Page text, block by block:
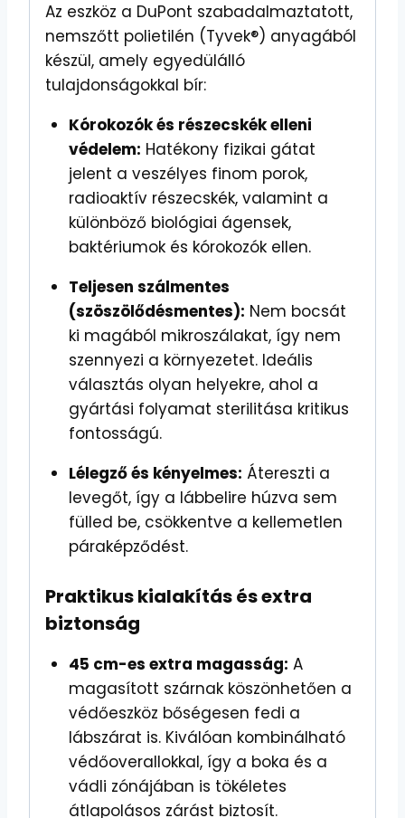
Az eszköz a DuPont szabadalmaztatott,
nemszőtt polietilén (Tyvek®) anyagából
készül, amely egyedülálló
tulajdonságokkal bír:
Kórokozók és részecskék elleni
védelem: Hatékony fizikai gátat
jelent a veszélyes finom porok,
radioaktív részecskék, valamint a
különböző biológiai ágensek,
baktériumok és kórokozók ellen.
Teljesen szálmentes
(szöszölődésmentes): Nem bocsát
ki magából mikroszálakat, így nem
szennyezi a környezetet. Ideális
választás olyan helyekre, ahol a
gyártási folyamat sterilitása kritikus
fontosságú.
Lélegző és kényelmes: Átereszti a
levegőt, így a lábbelire húzva sem
fülled be, csökkentve a kellemetlen
páraképződést.
Praktikus kialakítás és extra
biztonság
45 cm-es extra magasság: A
magasított szárnak köszönhetően a
védőeszköz bőségesen fedi a
lábszárat is. Kiválóan kombinálható
védőoverallokkal, így a boka és a
vádli zónájában is tökéletes
átlapolásos zárást biztosít.